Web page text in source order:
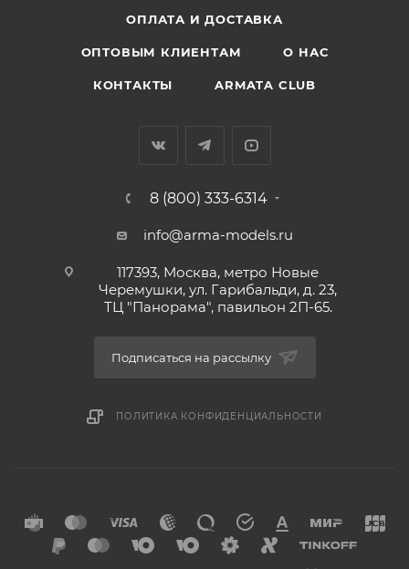
ОПЛАТА И ДОСТАВКА
ОПТОВЫМ КЛИЕНТАМ О НАС
КОНТАКТЫ ARMATA CLUB
8 (800) 333-6314
info@arma-models.ru
117393, Москва, метро Новые
Черемушки, ул. Гарибальди, д. 23,
ТЦ "Панорама", павильон 2П-65.
Подписаться на рассылку
ПОЛИТИКА КОНФИДЕНЦИАЛЬНОСТИ